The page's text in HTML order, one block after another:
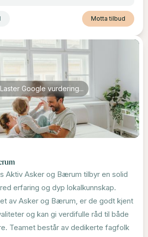
Motta tilbud
Laster Google vurdering...
Aktiv Asker og Bærum tilbyr en solid
erfaring og dyp lokalkunnskap.
av Asker og Bærum, er de godt kjent
og kan gi verdifulle råd til både
Teamet består av dedikerte fagfolk